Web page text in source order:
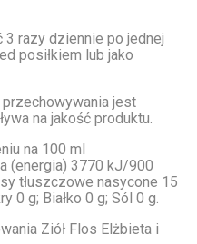
3 razy dziennie po jednej
posiłkiem lub jako
jest
na jakość produktu.
na 100 ml
(energia) 3770 kJ/900
tłuszczowe nasycone 15
0 g; Białko 0 g; Sól 0 g.
Ziół Flos Elżbieta i